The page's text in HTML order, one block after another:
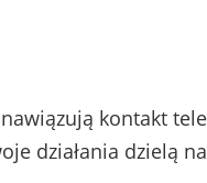
kontakt
działania dzielą